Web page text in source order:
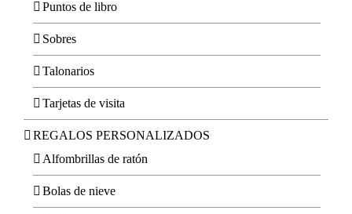
Puntos de libro
Sobres
Talonarios
Tarjetas de visita
REGALOS PERSONALIZADOS
Alfombrillas de ratón
Bolas de nieve